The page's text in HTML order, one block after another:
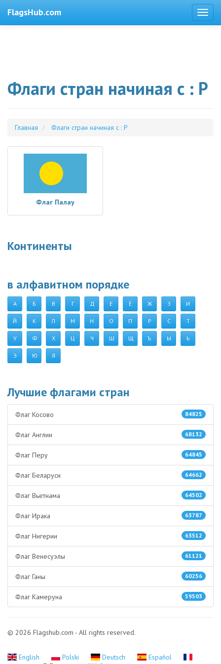
FlagsHub.com
Флаги стран начиная с : P
Главная Флаги стран начиная с : P
Флаг Палау
Континенты
в алфавитном порядке
А Б В Г Д Е Ё Ж З И
Й К Л М Н О П Р С Т
У Ф Х Ц Ч Ш Щ Ъ Ы Ь
Э Ю Я
Лучшие флагами стран
84825
Флаг Косово
68132
Флаг Англии
64845
Флаг Перу
64662
Флаг Беларуси
64502
Флаг Вьетнама
63787
Флаг Ирака
63512
Флаг Нигерии
61121
Флаг Венесуэлы
60256
Флаг Ганы
59503
Флаг Камеруна
© 2026 Flagshub.com - All rights reserved.
English Polski Deutsch
Español